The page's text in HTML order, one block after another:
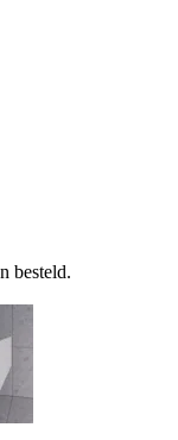
besteld.